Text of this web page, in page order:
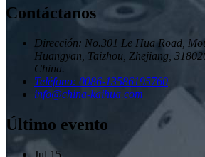
Contáctanos
Dirección: No.301 Le Hua Road,
Huangyan, Taizhou, Zhejiang,
China.
Teléfono: 0086-13586195760
info@china-kaihua.com
Último evento
Jul 15